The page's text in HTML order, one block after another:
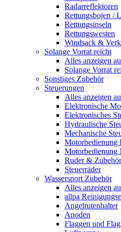
Radarreflektoren
Rettungsbojen /
Rettungsinseln
Rettungswesten
Windsack &
Solange Vorrat reicht
Alles anzeigen
Solange Vorrat
Sonstiges Zubehör
Steuerungen
Alles anzeigen
Elektronische
Elektronisches
Hydraulische
Mechanische
Motorbedienung
Motorbedienung
Ruder & Zubehör
Steuerräder
Wassersport Zubehör
Alles anzeigen
allpa
Angelrutenhalter
Anoden
Flaggen und